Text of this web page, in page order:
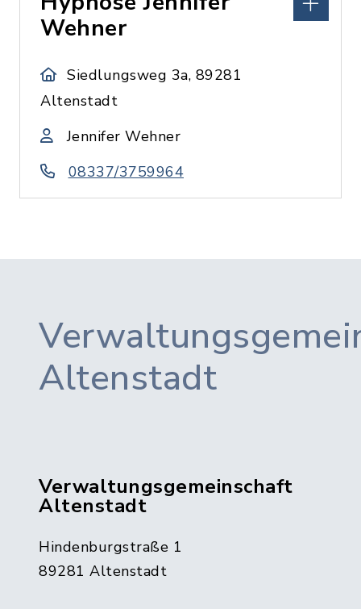
Wehner
Siedlungsweg 3a, 89281
Altenstadt
Jennifer Wehner
08337/3759964
Altenstadt
Verwaltungsgemeinschaft
Altenstadt
Hindenburgstraße 1
89281 Altenstadt